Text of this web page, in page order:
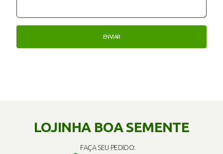
LOJINHA BOA SEMENTE
FAÇA SEU PEDIDO: